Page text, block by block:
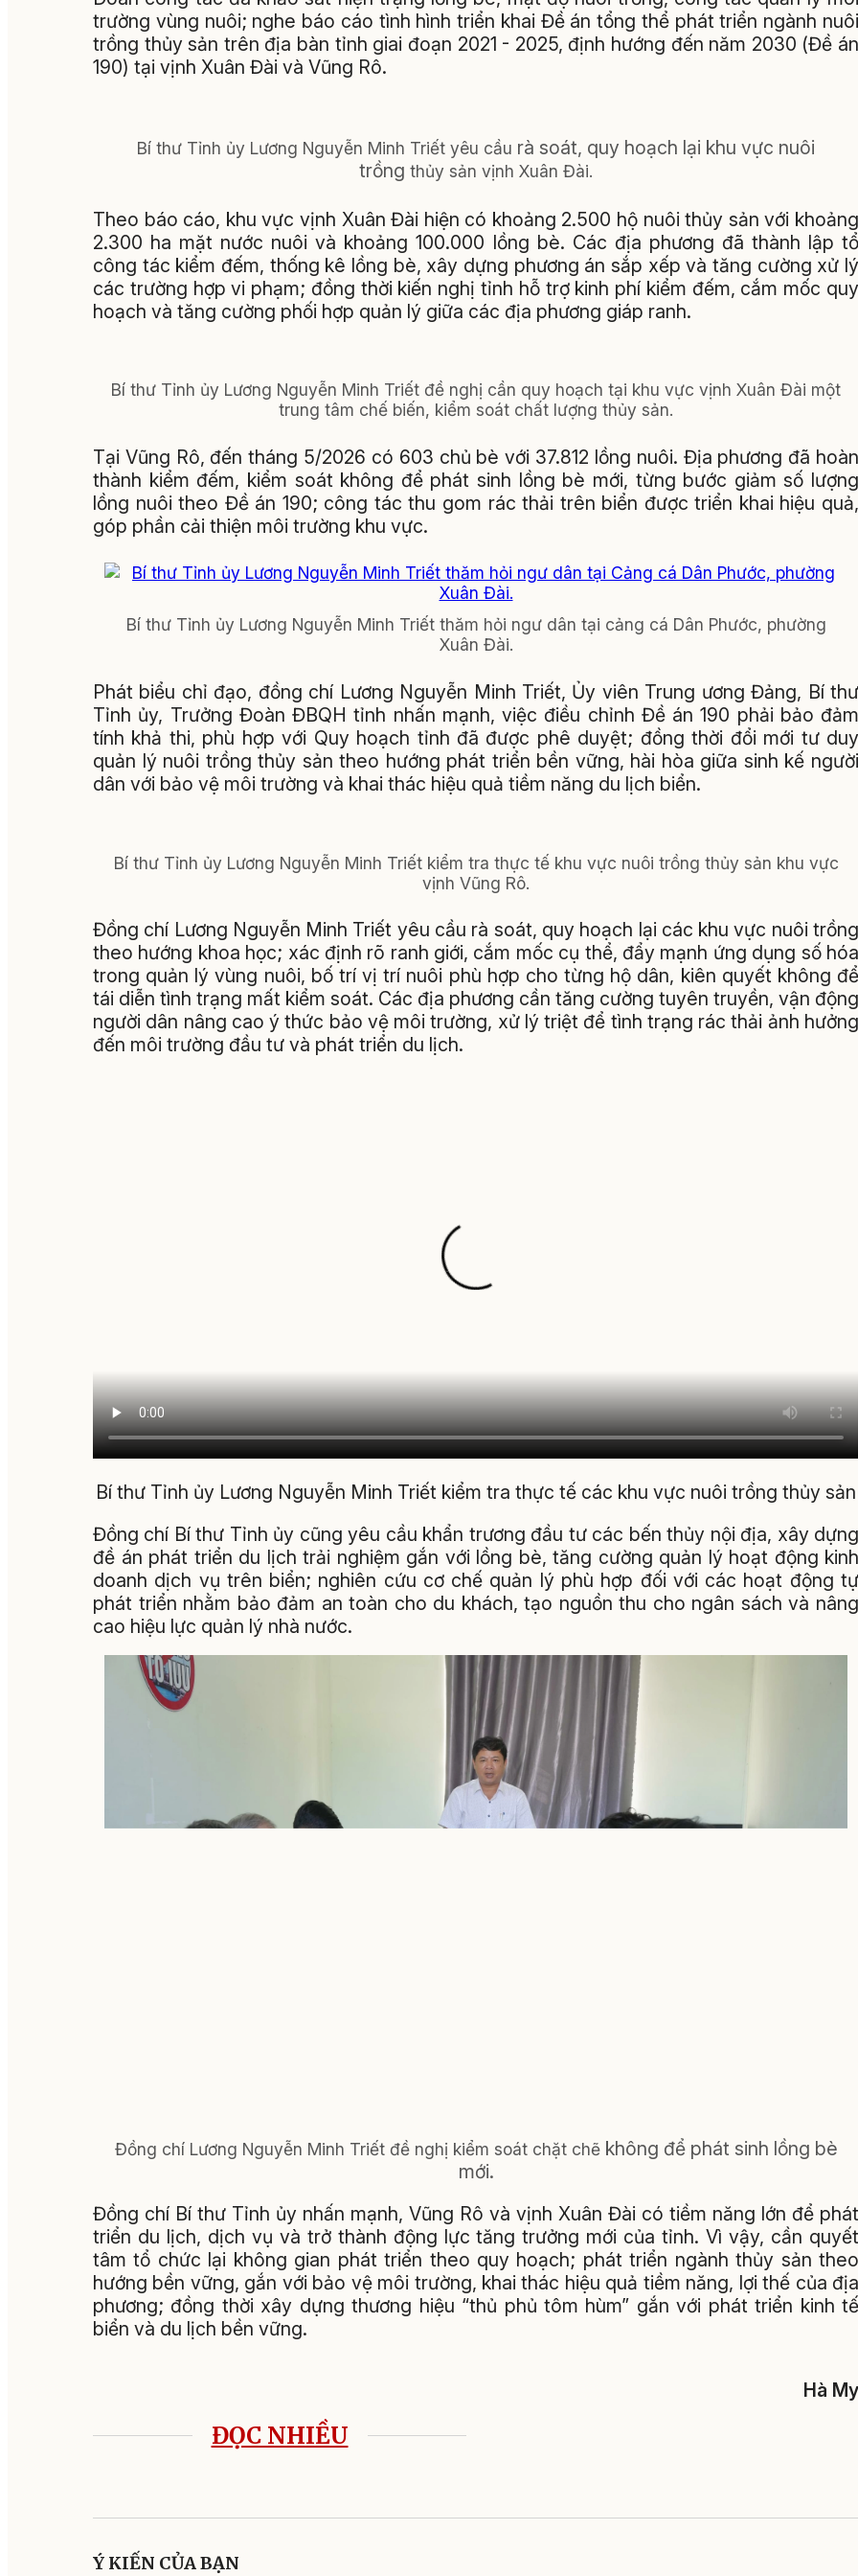
trường vùng nuôi; nghe báo cáo tình hình triển khai Đề án tổng thể phát triển ngành nuôi
trồng thủy sản trên địa bàn tỉnh giai đoạn 2021 - 2025, định hướng đến năm 2030 (Đề án
190) tại vịnh Xuân Đài và Vũng Rô.
Bí thư Tỉnh ủy Lương Nguyễn Minh Triết yêu cầu rà soát, quy hoạch lại khu vực nuôi
trồng thủy sản vịnh Xuân Đài.
Theo báo cáo, khu vực vịnh Xuân Đài hiện có khoảng 2.500 hộ nuôi thủy sản với khoảng
2.300 ha mặt nước nuôi và khoảng 100.000 lồng bè. Các địa phương đã thành lập tổ
công tác kiểm đếm, thống kê lồng bè, xây dựng phương án sắp xếp và tăng cường xử lý
các trường hợp vi phạm; đồng thời kiến nghị tỉnh hỗ trợ kinh phí kiểm đếm, cắm mốc quy
hoạch và tăng cường phối hợp quản lý giữa các địa phương giáp ranh.
Bí thư Tỉnh ủy Lương Nguyễn Minh Triết đề nghị cần quy hoạch tại khu vực vịnh Xuân Đài một
trung tâm chế biến, kiểm soát chất lượng thủy sản.
Tại Vũng Rô, đến tháng 5/2026 có 603 chủ bè với 37.812 lồng nuôi. Địa phương đã hoàn
thành kiểm đếm, kiểm soát không để phát sinh lồng bè mới, từng bước giảm số lượng
lồng nuôi theo Đề án 190; công tác thu gom rác thải trên biển được triển khai hiệu quả,
góp phần cải thiện môi trường khu vực.
Bí thư Tỉnh ủy Lương Nguyễn Minh Triết thăm hỏi ngư dân tại cảng cá Dân Phước, phường
Xuân Đài.
Phát biểu chỉ đạo, đồng chí Lương Nguyễn Minh Triết, Ủy viên Trung ương Đảng, Bí thư
Tỉnh ủy, Trưởng Đoàn ĐBQH tỉnh nhấn mạnh, việc điều chỉnh Đề án 190 phải bảo đảm
tính khả thi, phù hợp với Quy hoạch tỉnh đã được phê duyệt; đồng thời đổi mới tư duy
quản lý nuôi trồng thủy sản theo hướng phát triển bền vững, hài hòa giữa sinh kế người
dân với bảo vệ môi trường và khai thác hiệu quả tiềm năng du lịch biển.
Bí thư Tỉnh ủy Lương Nguyễn Minh Triết kiểm tra thực tế khu vực nuôi trồng thủy sản khu vực
vịnh Vũng Rô.
Đồng chí Lương Nguyễn Minh Triết yêu cầu rà soát, quy hoạch lại các khu vực nuôi trồng
theo hướng khoa học; xác định rõ ranh giới, cắm mốc cụ thể, đẩy mạnh ứng dụng số hóa
trong quản lý vùng nuôi, bố trí vị trí nuôi phù hợp cho từng hộ dân, kiên quyết không để
tái diễn tình trạng mất kiểm soát. Các địa phương cần tăng cường tuyên truyền, vận động
người dân nâng cao ý thức bảo vệ môi trường, xử lý triệt để tình trạng rác thải ảnh hưởng
đến môi trường đầu tư và phát triển du lịch.
Bí thư Tỉnh ủy Lương Nguyễn Minh Triết kiểm tra thực tế các khu vực nuôi trồng thủy sản
Đồng chí Bí thư Tỉnh ủy cũng yêu cầu khẩn trương đầu tư các bến thủy nội địa, xây dựng
đề án phát triển du lịch trải nghiệm gắn với lồng bè, tăng cường quản lý hoạt động kinh
doanh dịch vụ trên biển; nghiên cứu cơ chế quản lý phù hợp đối với các hoạt động tự
phát triển nhằm bảo đảm an toàn cho du khách, tạo nguồn thu cho ngân sách và nâng
cao hiệu lực quản lý nhà nước.
Đồng chí Lương Nguyễn Minh Triết đề nghị kiểm soát chặt chẽ không để phát sinh lồng bè
mới.
Đồng chí Bí thư Tỉnh ủy nhấn mạnh, Vũng Rô và vịnh Xuân Đài có tiềm năng lớn để phát
triển du lịch, dịch vụ và trở thành động lực tăng trưởng mới của tỉnh. Vì vậy, cần quyết
tâm tổ chức lại không gian phát triển theo quy hoạch; phát triển ngành thủy sản theo
hướng bền vững, gắn với bảo vệ môi trường, khai thác hiệu quả tiềm năng, lợi thế của địa
phương; đồng thời xây dựng thương hiệu “thủ phủ tôm hùm” gắn với phát triển kinh tế
biển và du lịch bền vững.
Hà My
ĐỌC NHIỀU
Ý KIẾN CỦA BẠN